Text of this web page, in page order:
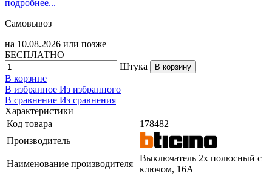
подробнее...
Самовывоз
на 10.08.2026 или позже
БЕСПЛАТНО
Штука
В корзину
В корзине
В избранное Из избранного
В сравнение Из сравнения
Характеристики
Код товара
178482
Производитель
Наименование производителя
Выключатель 2х полюсный с
ключом, 16А